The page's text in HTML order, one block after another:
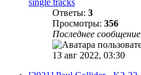
Ответы: 3
Просмотры: 356
Последнее сообщение
13 авг 2022, 03:30